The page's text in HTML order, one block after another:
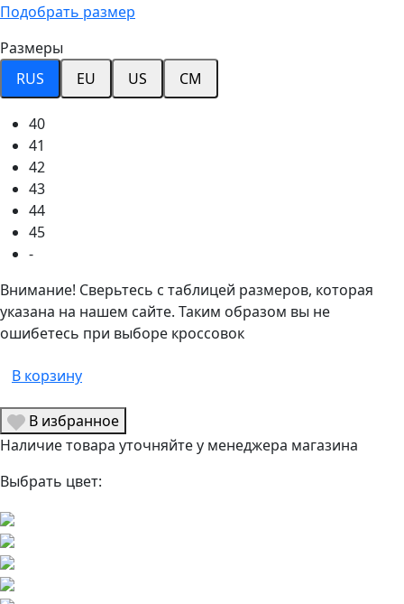
Подобрать размер
Размеры
RUS
EU US CM
40
41
42
43
44
45
-
Внимание! Сверьтесь с таблицей размеров, которая
указана на нашем сайте. Таким образом вы не
ошибетесь при выборе кроссовок
В корзину
В избранное
Наличие товара уточняйте у менеджера магазина
Выбрать цвет: